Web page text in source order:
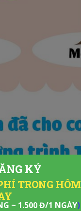
TRONG HÔM
KÝ
~ 1.500 Đ/1 NGÀY)